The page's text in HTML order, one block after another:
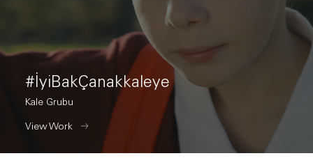
#İyiBakÇanakkaleye
Kale Grubu
View Work